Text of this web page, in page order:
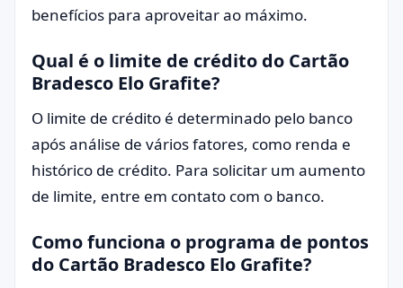
benefícios para aproveitar ao máximo.
Qual é o limite de crédito do Cartão
Bradesco Elo Grafite?
O limite de crédito é determinado pelo banco
após análise de vários fatores, como renda e
histórico de crédito. Para solicitar um aumento
de limite, entre em contato com o banco.
Como funciona o programa de pontos
do Cartão Bradesco Elo Grafite?